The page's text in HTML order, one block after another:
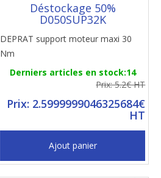
Déstockage 50%
D050SUP32K
DEPRAT support moteur maxi 30
Nm
Derniers articles en stock:14
Prix: 5.2€ HT
Prix: 2.5999999046325684€
HT
Ajout panier